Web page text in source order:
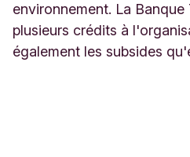
environnement. La
plusieurs crédits à
également les subsides